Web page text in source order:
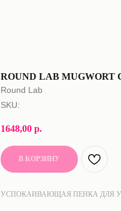
ROUND LAB MUGWORT
Round Lab
SKU:
1648,00 р.
В КОРЗИНУ
УСПОКАИВАЮЩАЯ ПЕНКА ДЛЯ